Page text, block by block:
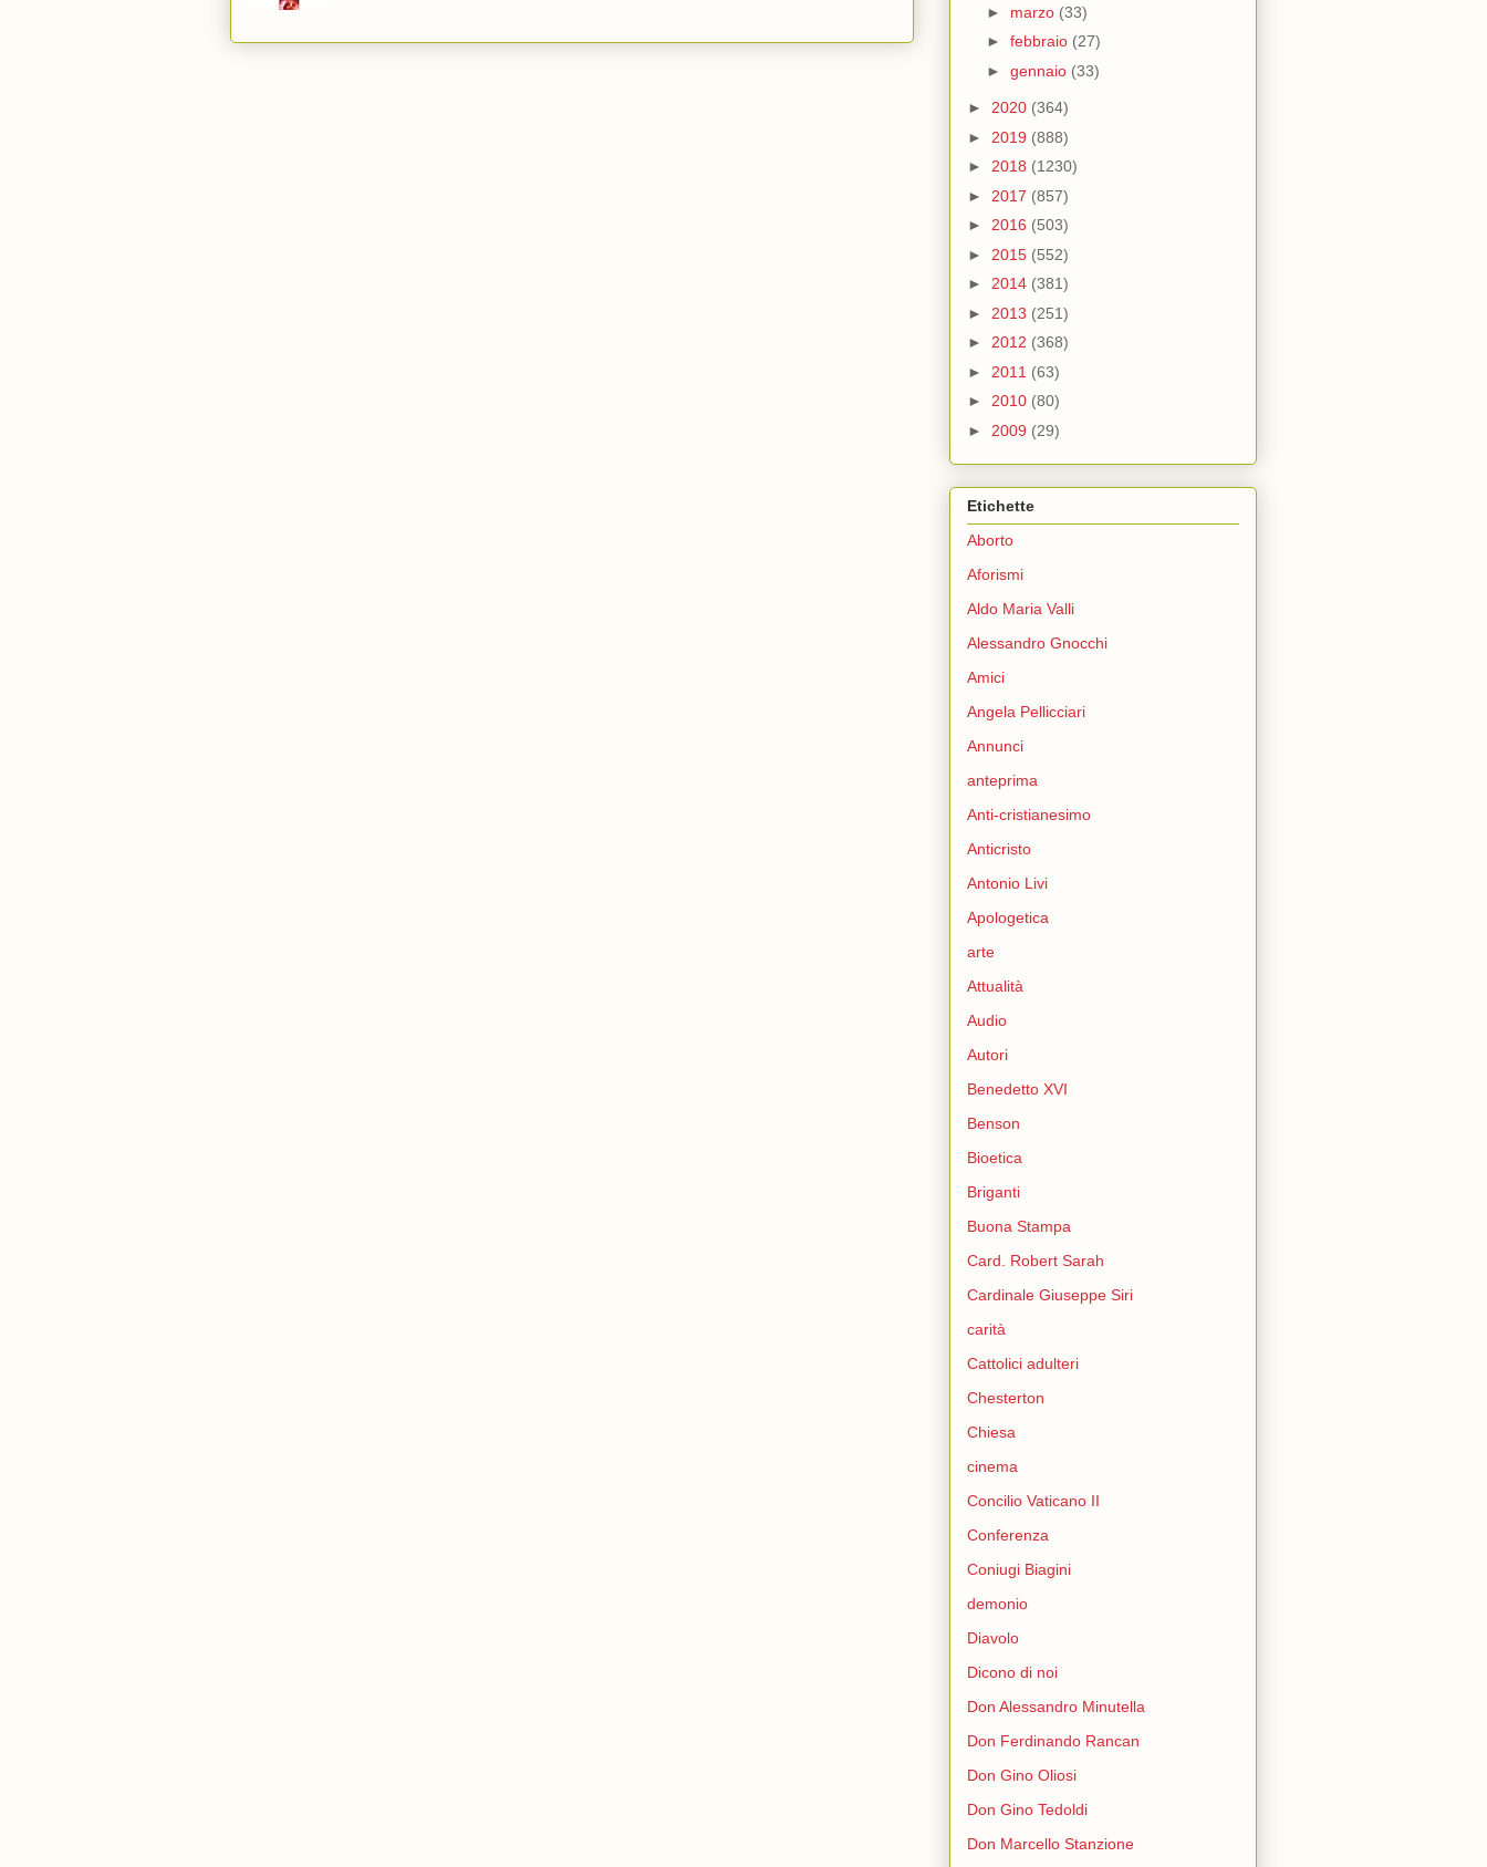
► marzo (33)
► febbraio (27)
► gennaio (33)
► 2020 (364)
► 2019 (888)
► 2018 (1230)
► 2017 (857)
► 2016 (503)
► 2015 (552)
► 2014 (381)
► 2013 (251)
► 2012 (368)
► 2011 (63)
► 2010 (80)
► 2009 (29)
Etichette
Aborto
Aforismi
Aldo Maria Valli
Alessandro Gnocchi
Amici
Angela Pellicciari
Annunci
anteprima
Anti-cristianesimo
Anticristo
Antonio Livi
Apologetica
arte
Attualità
Audio
Autori
Benedetto XVI
Benson
Bioetica
Briganti
Buona Stampa
Card. Robert Sarah
Cardinale Giuseppe Siri
carità
Cattolici adulteri
Chesterton
Chiesa
cinema
Concilio Vaticano II
Conferenza
Coniugi Biagini
demonio
Diavolo
Dicono di noi
Don Alessandro Minutella
Don Ferdinando Rancan
Don Gino Oliosi
Don Gino Tedoldi
Don Marcello Stanzione